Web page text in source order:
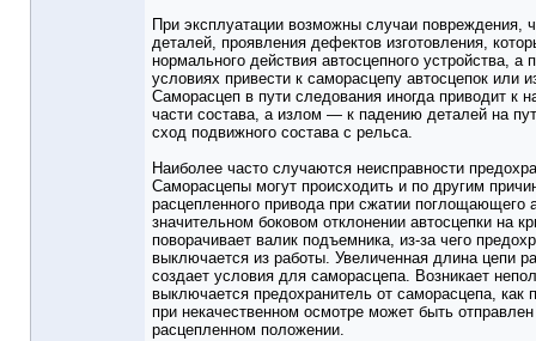
При эксплуатации возможны случаи повреждения,
деталей, проявления дефектов изготовления,
нормального действия автосцепного устройства, а
условиях привести к саморасцепу автосцепок или
Саморасцеп в пути следования иногда приводит к
части состава, а излом — к падению деталей на
сход подвижного состава с рельса.
Наиболее часто случаются неисправности
Саморасцепы могут происходить и по другим
расцепленного привода при сжатии поглощающего
значительном боковом отклонении автосцепки на
поворачивает валик подъемника, из-за чего
выключается из работы. Увеличенная длина цепи
создает условия для саморасцепа. Возникает
выключается предохранитель от саморасцепа, как
при некачественном осмотре может быть
расцепленном положении.